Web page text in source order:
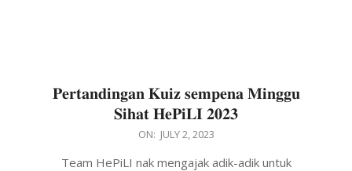
𝐏𝐞𝐫𝐭𝐚𝐧𝐝𝐢𝐧𝐠𝐚𝐧 𝐊𝐮𝐢𝐳 𝐬𝐞𝐦𝐩𝐞𝐧𝐚 𝐌𝐢𝐧𝐠𝐠𝐮
𝐒𝐢𝐡𝐚𝐭 𝐇𝐞𝐏𝐢𝐋𝐈 𝟐𝟎𝟐𝟑
ON: JULY 2, 2023
Team HePiLI nak mengajak adik-adik untuk